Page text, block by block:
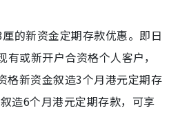
的新资金定期存款优惠。即日
或新开户合资格个人客户，
格新资金叙造3个月港元定期存
造6个月港元定期存款，可享